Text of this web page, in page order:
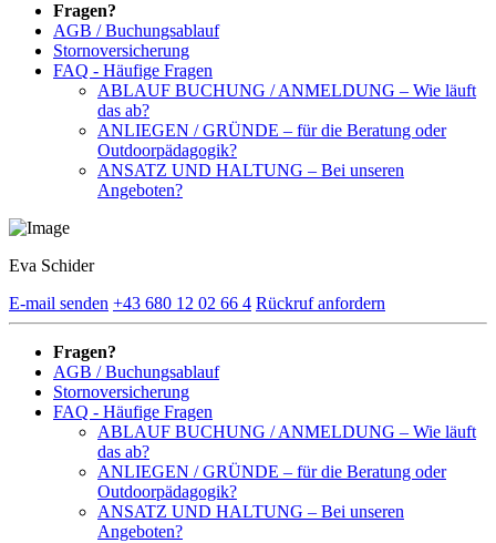
Fragen?
AGB / Buchungsablauf
Stornoversicherung
FAQ - Häufige Fragen
ABLAUF BUCHUNG / ANMELDUNG – Wie läuft
das ab?
ANLIEGEN / GRÜNDE – für die Beratung oder
Outdoorpädagogik?
ANSATZ UND HALTUNG – Bei unseren
Angeboten?
Eva Schider
E-mail senden +43 680 12 02 66 4 Rückruf anfordern
Fragen?
AGB / Buchungsablauf
Stornoversicherung
FAQ - Häufige Fragen
ABLAUF BUCHUNG / ANMELDUNG – Wie läuft
das ab?
ANLIEGEN / GRÜNDE – für die Beratung oder
Outdoorpädagogik?
ANSATZ UND HALTUNG – Bei unseren
Angeboten?